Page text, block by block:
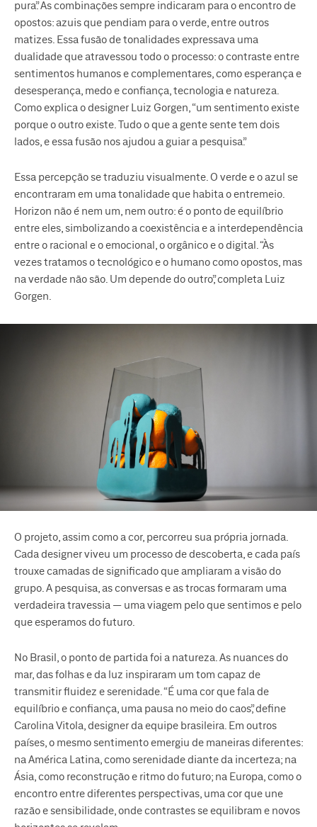
pura”. As combinações sempre indicaram para o encontro de
opostos: azuis que pendiam para o verde, entre outros
matizes. Essa fusão de tonalidades expressava uma
dualidade que atravessou todo o processo: o contraste entre
sentimentos humanos e complementares, como esperança e
desesperança, medo e confiança, tecnologia e natureza.
Como explica o designer Luiz Gorgen, “um sentimento existe
porque o outro existe. Tudo o que a gente sente tem dois
lados, e essa fusão nos ajudou a guiar a pesquisa.”
Essa percepção se traduziu visualmente. O verde e o azul se
encontraram em uma tonalidade que habita o entremeio.
Horizon não é nem um, nem outro: é o ponto de equilíbrio
entre eles, simbolizando a coexistência e a interdependência
entre o racional e o emocional, o orgânico e o digital. “Às
vezes tratamos o tecnológico e o humano como opostos, mas
na verdade não são. Um depende do outro”, completa Luiz
Gorgen.
O projeto, assim como a cor, percorreu sua própria jornada.
Cada designer viveu um processo de descoberta, e cada país
trouxe camadas de significado que ampliaram a visão do
grupo. A pesquisa, as conversas e as trocas formaram uma
verdadeira travessia — uma viagem pelo que sentimos e pelo
que esperamos do futuro.
No Brasil, o ponto de partida foi a natureza. As nuances do
mar, das folhas e da luz inspiraram um tom capaz de
transmitir fluidez e serenidade. “É uma cor que fala de
equilíbrio e confiança, uma pausa no meio do caos”, define
Carolina Vitola, designer da equipe brasileira. Em outros
países, o mesmo sentimento emergiu de maneiras diferentes:
na América Latina, como serenidade diante da incerteza; na
Ásia, como reconstrução e ritmo do futuro; na Europa, como o
encontro entre diferentes perspectivas, uma cor que une
razão e sensibilidade, onde contrastes se equilibram e novos